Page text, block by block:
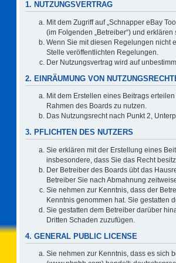
1. NUTZUNGSVERTRAG
Mit dem Zugriff auf „Schnapper eBay
(im Folgenden „Betreiber“) und
Wenn Sie mit diesen Regelungen nicht
Stelle veröffentlichten Regelungen.
Der Nutzungsvertrag wird auf
2. EINRÄUMUNG VON
Mit dem Erstellen eines Beitrags
Rahmen des Boards zu nutzen.
Das Nutzungsrecht nach Punkt 2,
3. PFLICHTEN DES NUTZERS
Sie erklären mit der Erstellung eines
insbesondere, dass Sie das Recht
Der Betreiber des Boards übt das
Betreiber Sie nach Abmahnung
Sie nehmen zur Kenntnis, dass der
Kenntnis genommen hat. Sie gestatten
Sie gestatten dem Betreiber darüber
Dritten Schaden zuzufügen.
4. GENERAL PUBLIC LICENSE
Sie nehmen zur Kenntnis, dass es sich